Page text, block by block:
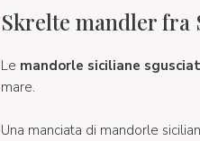
Skrelte mandler fra
Le mandorle siciliane
mare.
Una manciata di mandorle